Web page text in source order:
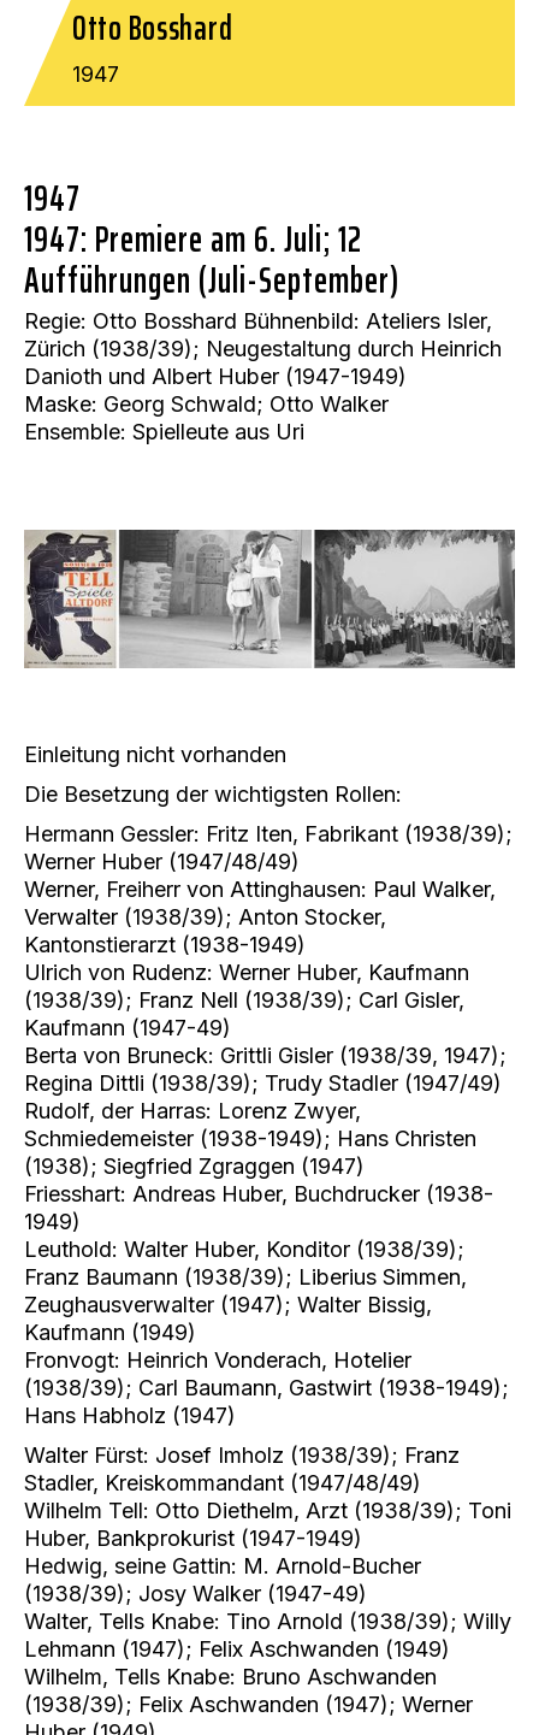
Otto Bosshard
1947
1947
1947: Premiere am 6. Juli; 12
Aufführungen (Juli-September)
Regie: Otto Bosshard Bühnenbild: Ateliers Isler,
Zürich (1938/39); Neugestaltung durch Heinrich
Danioth und Albert Huber (1947-1949)
Maske: Georg Schwald; Otto Walker
Ensemble: Spielleute aus Uri
Einleitung nicht vorhanden
Die Besetzung der wichtigsten Rollen:
Hermann Gessler: Fritz Iten, Fabrikant (1938/39);
Werner Huber (1947/48/49)
Werner, Freiherr von Attinghausen: Paul Walker,
Verwalter (1938/39); Anton Stocker,
Kantonstierarzt (1938-1949)
Ulrich von Rudenz: Werner Huber, Kaufmann
(1938/39); Franz Nell (1938/39); Carl Gisler,
Kaufmann (1947-49)
Berta von Bruneck: Grittli Gisler (1938/39, 1947);
Regina Dittli (1938/39); Trudy Stadler (1947/49)
Rudolf, der Harras: Lorenz Zwyer,
Schmiedemeister (1938-1949); Hans Christen
(1938); Siegfried Zgraggen (1947)
Friesshart: Andreas Huber, Buchdrucker (1938-
1949)
Leuthold: Walter Huber, Konditor (1938/39);
Franz Baumann (1938/39); Liberius Simmen,
Zeughausverwalter (1947); Walter Bissig,
Kaufmann (1949)
Fronvogt: Heinrich Vonderach, Hotelier
(1938/39); Carl Baumann, Gastwirt (1938-1949);
Hans Habholz (1947)
Walter Fürst: Josef Imholz (1938/39); Franz
Stadler, Kreiskommandant (1947/48/49)
Wilhelm Tell: Otto Diethelm, Arzt (1938/39); Toni
Huber, Bankprokurist (1947-1949)
Hedwig, seine Gattin: M. Arnold-Bucher
(1938/39); Josy Walker (1947-49)
Walter, Tells Knabe: Tino Arnold (1938/39); Willy
Lehmann (1947); Felix Aschwanden (1949)
Wilhelm, Tells Knabe: Bruno Aschwanden
(1938/39); Felix Aschwanden (1947); Werner